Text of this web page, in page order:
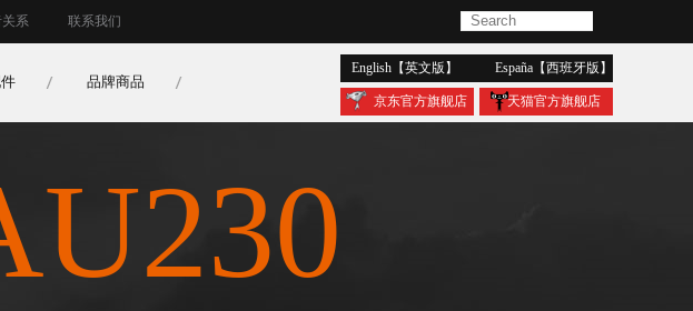
系 联系我们
品牌商品
english【英文版】 españa【西班牙版】
京东官方旗舰店 天猫官方旗舰店